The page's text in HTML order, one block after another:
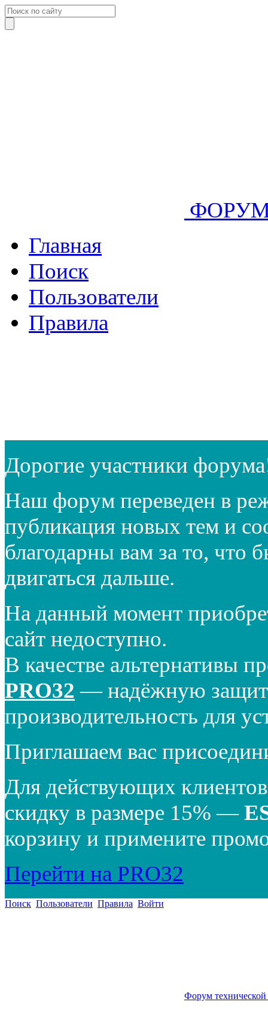
Главная
Поиск
Пользователи
Правила
Дорогие участники
Наш форум переведен в
публикация новых тем и
благодарны вам за то, что
двигаться дальше.
На данный момент
сайт недоступно.
В качестве альтернативы
PRO32 — надёжную
производительность для
Приглашаем вас
Для действующих
скидку в размере 15% —
корзину и примените
Перейти на PRO32
Поиск Пользователи Правила Войти
Форум